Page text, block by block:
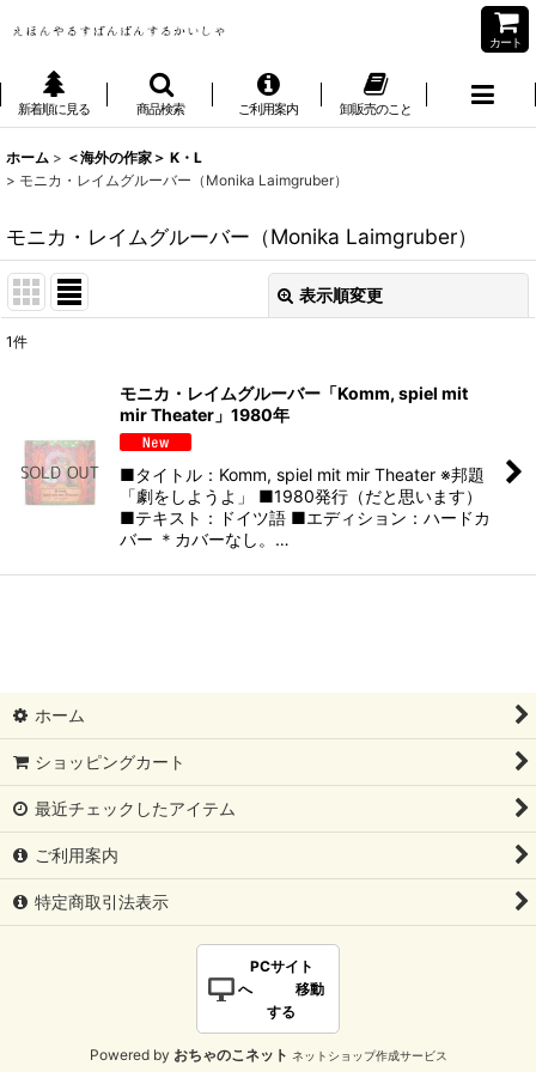
カート
新着順に見る 商品検索 ご利用案内 卸販売のこと
ホーム > ＜海外の作家＞ K・L
> モニカ・レイムグルーバー（Monika Laimgruber）
モニカ・レイムグルーバー（Monika Laimgruber）
表示順変更
絞り込む
1件
モニカ・レイムグルーバー「Komm, spiel mit
mir Theater」1980年
■タイトル：Komm, spiel mit mir Theater ※邦題
「劇をしようよ」 ■1980発行（だと思います）
■テキスト：ドイツ語 ■エディション：ハードカ
バー ＊カバーなし。…
ホーム
ショッピングカート
最近チェックしたアイテム
ご利用案内
特定商取引法表示
PCサイト
へ 移動
する
Powered by おちゃのこネット ネットショップ作成サービス